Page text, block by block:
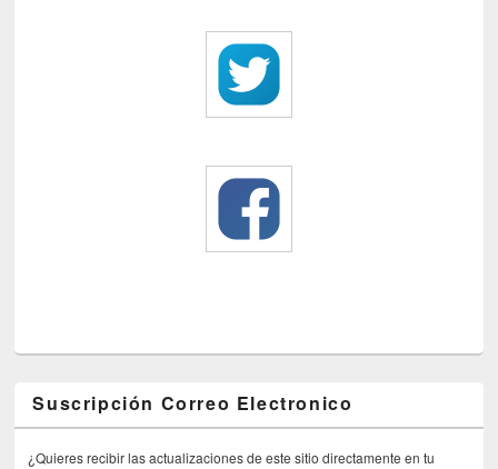
Suscripción Correo Electronico
¿Quieres recibir las actualizaciones de este sitio directamente en tu